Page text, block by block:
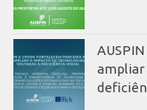
ampliar